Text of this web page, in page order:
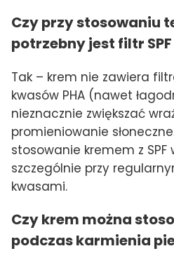
Czy przy stosowaniu
potrzebny jest filtr
Tak – krem nie zawiera
kwasów PHA (nawet
nieznacznie zwiększać
promieniowanie
stosowanie kremem z
szczególnie przy
kwasami.
Czy krem można
podczas karmienia